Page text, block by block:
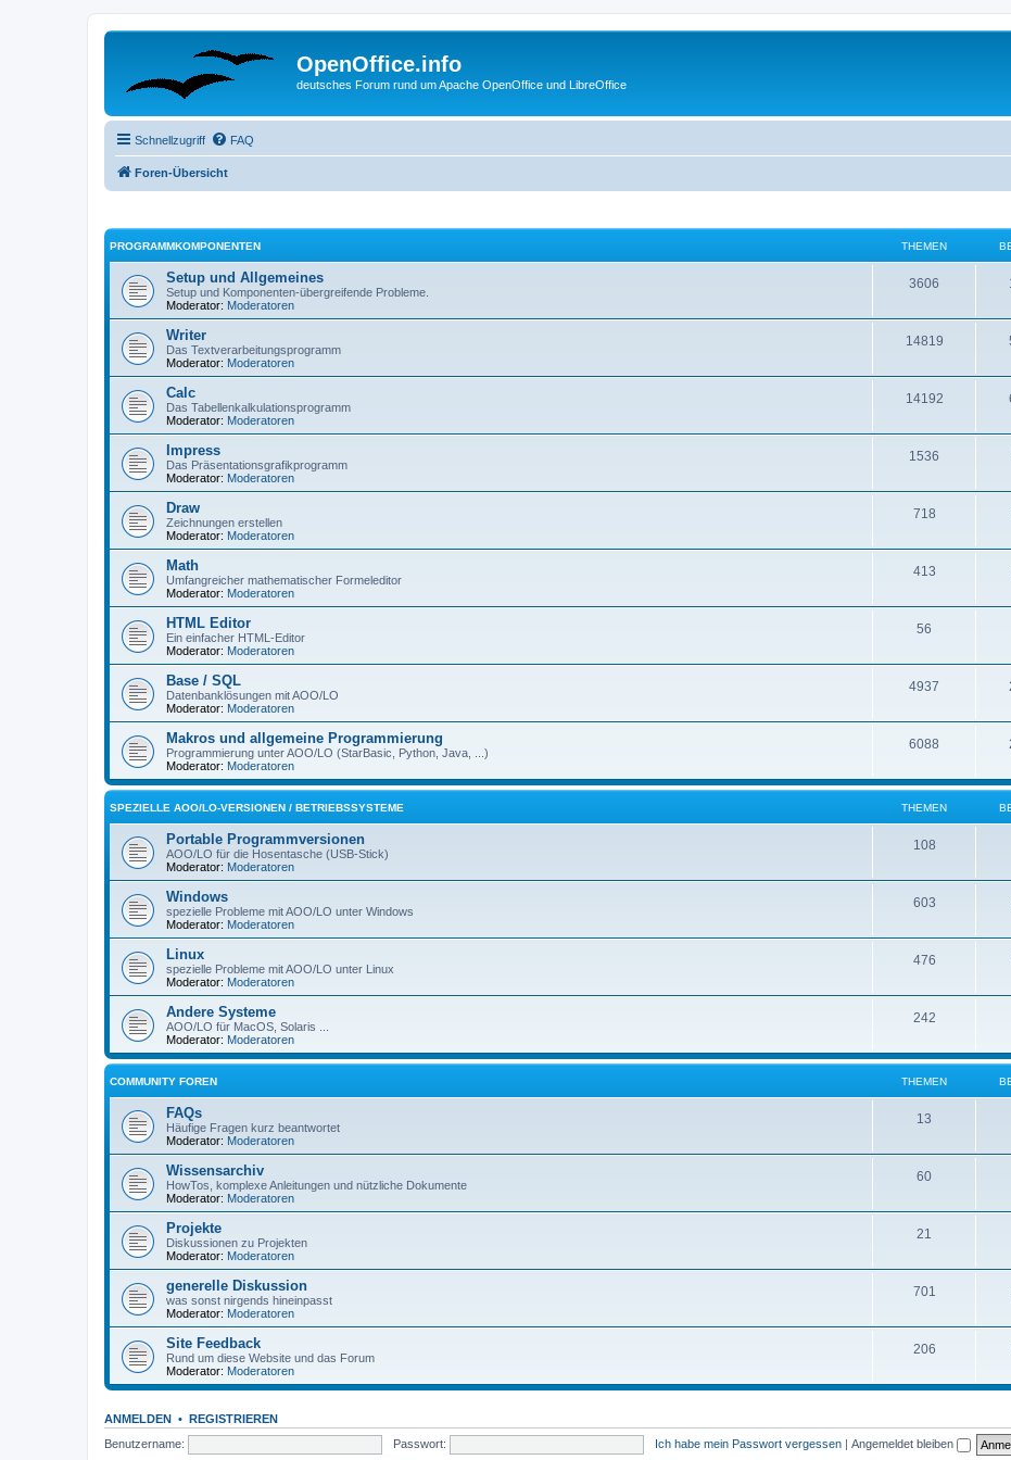
OpenOffice.info
deutsches Forum rund um Apache OpenOffice und LibreOffice
Schnellzugriff FAQ
Foren-Übersicht
PROGRAMMKOMPONENTEN THEMEN
Setup und Allgemeines
Setup und Komponenten-übergreifende Probleme.
Moderator: Moderatoren
3606
Writer
Das Textverarbeitungsprogramm
Moderator: Moderatoren
14819
Calc
Das Tabellenkalkulationsprogramm
Moderator: Moderatoren
14192
Impress
Das Präsentationsgrafikprogramm
Moderator: Moderatoren
1536
Draw
Zeichnungen erstellen
Moderator: Moderatoren
718
Math
Umfangreicher mathematischer Formeleditor
Moderator: Moderatoren
413
HTML Editor
Ein einfacher HTML-Editor
Moderator: Moderatoren
56
Base / SQL
Datenbanklösungen mit AOO/LO
Moderator: Moderatoren
4937
Makros und allgemeine Programmierung
Programmierung unter AOO/LO (StarBasic, Python, Java, ...)
Moderator: Moderatoren
6088
SPEZIELLE AOO/LO-VERSIONEN / BETRIEBSSYSTEME THEMEN
Portable Programmversionen
AOO/LO für die Hosentasche (USB-Stick)
Moderator: Moderatoren
108
Windows
spezielle Probleme mit AOO/LO unter Windows
Moderator: Moderatoren
603
Linux
spezielle Probleme mit AOO/LO unter Linux
Moderator: Moderatoren
476
Andere Systeme
AOO/LO für MacOS, Solaris ...
Moderator: Moderatoren
242
COMMUNITY FOREN THEMEN
FAQs
Häufige Fragen kurz beantwortet
Moderator: Moderatoren
13
Wissensarchiv
HowTos, komplexe Anleitungen und nützliche Dokumente
Moderator: Moderatoren
60
Projekte
Diskussionen zu Projekten
Moderator: Moderatoren
21
generelle Diskussion
was sonst nirgends hineinpasst
Moderator: Moderatoren
701
Site Feedback
Rund um diese Website und das Forum
Moderator: Moderatoren
206
ANMELDEN • REGISTRIEREN
Benutzername:
Passwort: Ich habe mein Passwort vergessen | Angemeldet bleiben